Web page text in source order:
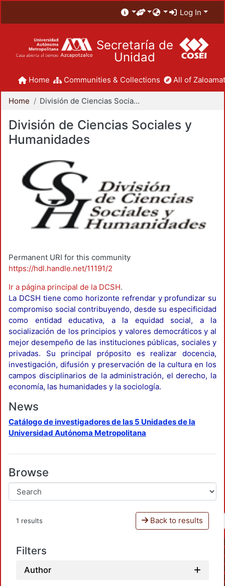
Log In
Secretaría de
Unidad
Home Communities & Collections All of
Home División de Ciencias Sociales y Humanidades
División de Ciencias Sociales y
Humanidades
Permanent URI for this community
https://hdl.handle.net/11191/2
Ir a página principal de la DCSH.
La DCSH tiene como horizonte refrendar y profundizar su
compromiso social contribuyendo, desde su especificidad
como entidad educativa, a la equidad social, a la
socialización de los principios y valores democráticos y al
mejor desempeño de las instituciones públicas, sociales y
privadas. Su principal próposito es realizar docencia,
investigación, difusión y preservación de la cultura en los
campos disciplinarios de la administración, el derecho, la
economía, las humanidades y la sociología.
News
Catálogo de investigadores de las 5 Unidades de la
Universidad Autónoma Metropolitana
Browse
1 results Back to results
Filters
Author